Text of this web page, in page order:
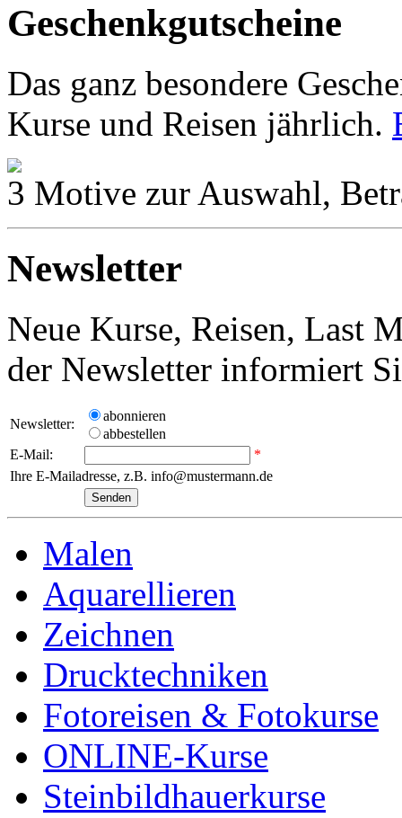
Geschenkgutscheine
Das ganz besondere
Kurse und Reisen jährlich.
3 Motive zur Auswahl,
Newsletter
Neue Kurse, Reisen, Last
der Newsletter informiert
Newsletter:
abonnieren
abbestellen
E-Mail:
*
Ihre E-Mailadresse, z.B. info@mustermann.de
Malen
Aquarellieren
Zeichnen
Drucktechniken
Fotoreisen & Fotokurse
ONLINE-Kurse
Steinbildhauerkurse